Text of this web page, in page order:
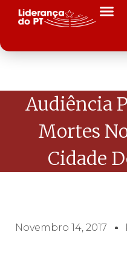
Audiência
Mortes
Cidade
Novembro 14, 2017